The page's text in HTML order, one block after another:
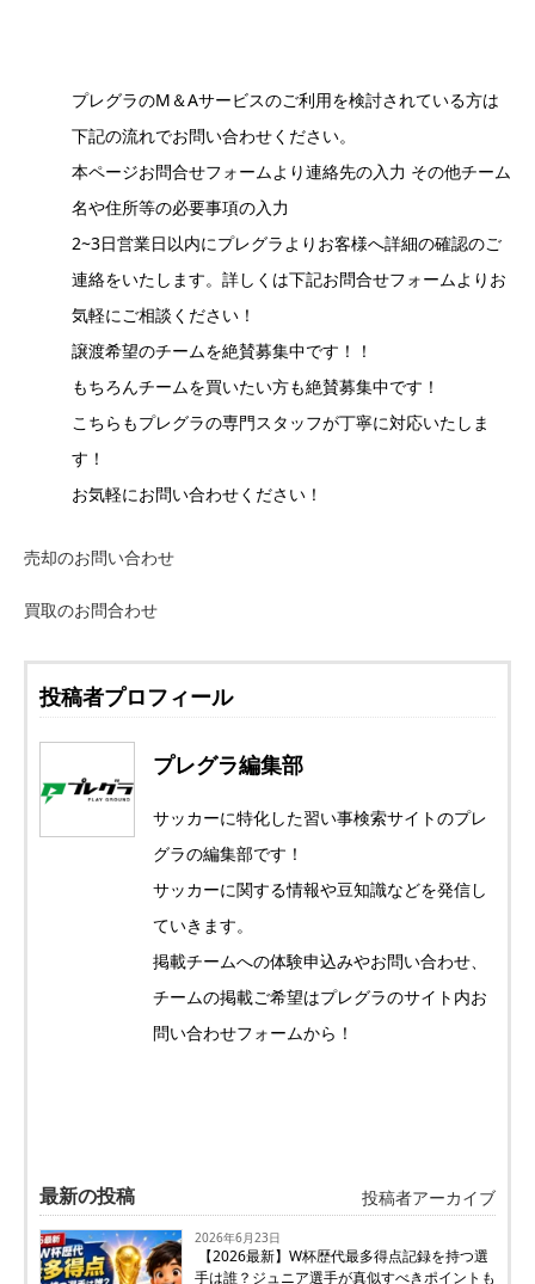
プレグラのM＆Aサービスのご利用を検討されている方は
下記の流れでお問い合わせください。
本ページお問合せフォームより連絡先の入力 その他チーム
名や住所等の必要事項の入力
2~3日営業日以内にプレグラよりお客様へ詳細の確認のご
連絡をいたします。詳しくは下記お問合せフォームよりお
気軽にご相談ください！
譲渡希望のチームを絶賛募集中です！！
もちろんチームを買いたい方も絶賛募集中です！
こちらもプレグラの専門スタッフが丁寧に対応いたしま
す！
お気軽にお問い合わせください！
売却のお問い合わせ
買取のお問合わせ
投稿者プロフィール
プレグラ編集部
サッカーに特化した習い事検索サイトのプレ
グラの編集部です！
サッカーに関する情報や豆知識などを発信し
ていきます。
掲載チームへの体験申込みやお問い合わせ、
チームの掲載ご希望はプレグラのサイト内お
問い合わせフォームから！
最新の投稿 投稿者アーカイブ
2026年6月23日
【2026最新】W杯歴代最多得点記録を持つ選
手は誰？ジュニア選手が真似すべきポイントも